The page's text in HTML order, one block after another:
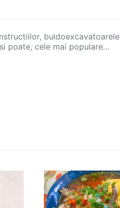
buldoexcavatoarele
poate, cele mai populare…